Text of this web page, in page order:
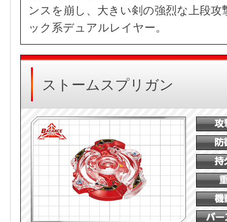
ンスを崩し、大きい剣の強烈な上段
ック系デュアルレイヤー。
ストームスプリガン